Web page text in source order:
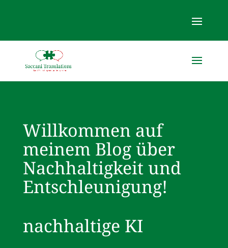
Willkommen auf
meinem Blog über
Nachhaltigkeit und
Entschleunigung!
nachhaltige KI